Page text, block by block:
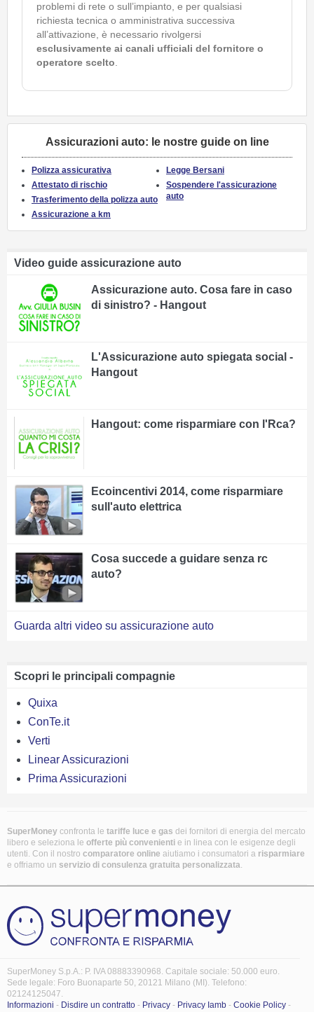
problemi di rete o sull’impianto, e per qualsiasi
richiesta tecnica o amministrativa successiva
all’attivazione, è necessario rivolgersi
esclusivamente ai canali ufficiali del fornitore o
operatore scelto
Assicurazioni auto: le nostre guide on line
Polizza assicurativa
Attestato di rischio
Trasferimento della polizza auto
Assicurazione a km
Legge Bersani
Sospendere l'assicurazione
auto
Video guide assicurazione auto
Assicurazione auto. Cosa fare in caso
di sinistro? - Hangout
L'Assicurazione auto spiegata social -
Hangout
Hangout: come risparmiare con l'Rca?
Ecoincentivi 2014, come risparmiare
sull'auto elettrica
Cosa succede a guidare senza rc
auto?
Guarda altri video su assicurazione auto
Scopri le principali compagnie
Quixa
ConTe.it
Verti
Linear Assicurazioni
Prima Assicurazioni
SuperMoney confronta le tariffe luce e gas dei fornitori di energia del mercato
libero e seleziona le offerte più convenienti e in linea con le esigenze degli
utenti. Con il nostro comparatore online aiutiamo i consumatori a risparmiare
e offriamo un servizio di consulenza gratuita personalizzata.
SuperMoney S.p.A.: P. IVA 08883390968. Capitale sociale: 50.000 euro.
Sede legale: Foro Buonaparte 50, 20121 Milano (MI). Telefono:
02124125047.
Informazioni - Disdire un contratto - Privacy - Privacy Iamb - Cookie Policy -